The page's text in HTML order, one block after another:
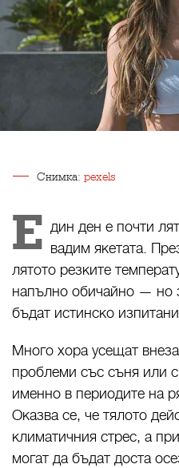
Снимка: pexels
Е дин ден е почти
вадим якетата.
лятото резките
напълно обичайно — но
бъдат истинско
Много хора усещат
проблеми със съня или
именно в периодите на
Оказва се, че тялото
климатичния стрес, а
могат да бъдат доста